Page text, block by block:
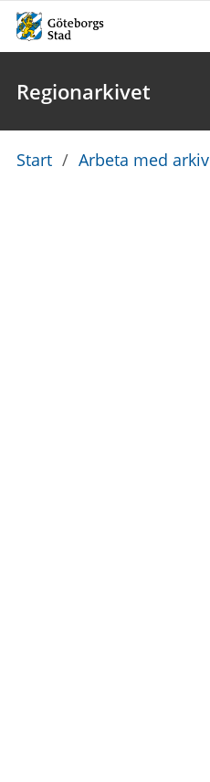
Regionarkivet
Du
Start / Arbeta med arkiv